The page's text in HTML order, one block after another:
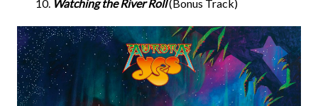
Watching the River Roll(Bonus Track)